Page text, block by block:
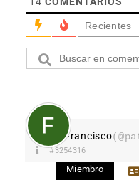
Recientes
Francisco
#3254316
Miembro